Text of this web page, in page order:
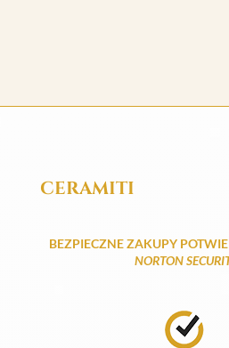
CERAMITI
BEZPIECZNE ZAKUPY
NORTON